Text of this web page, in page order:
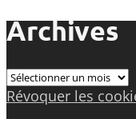
Archives
Archives
Révoquer les